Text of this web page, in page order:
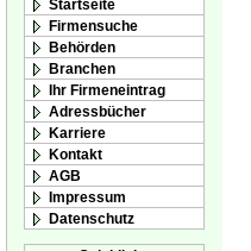
Startseite
Firmensuche
Behörden
Branchen
Ihr Firmeneintrag
Adressbücher
Karriere
Kontakt
AGB
Impressum
Datenschutz